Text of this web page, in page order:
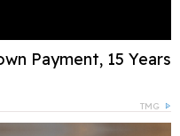
Payment, 15 Years
TMG